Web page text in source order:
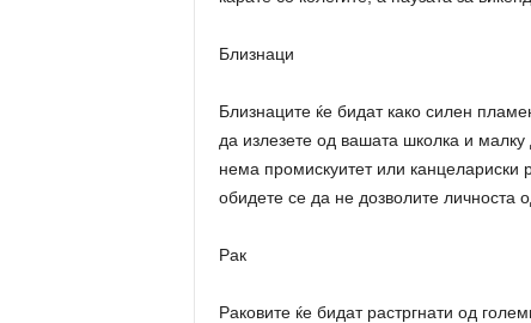
Близнаци
Близнаците ќе бидат како силен
да излезете од вашата школка и
нема промискуитет или канцелариски
обидете се да не дозволите личноста
Рак
Раковите ќе бидат растргнати од